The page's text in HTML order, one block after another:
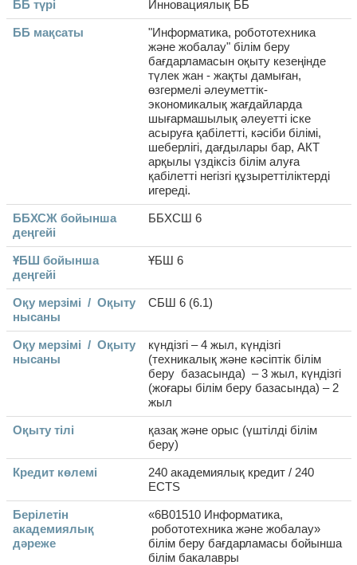
ББ түрі Инновациялық ББ
ББ мақсаты
"Информатика, робототехника
және жобалау" білім беру
бағдарламасын оқыту кезеңінде
түлек жан - жақты дамыған,
өзгермелі әлеуметтік-
экономикалық жағдайларда
шығармашылық әлеуетті іске
асыруға қабілетті, кәсіби білімі,
шеберлігі, дағдылары бар, АКТ
арқылы үздіксіз білім алуға
қабілетті негізгі құзыреттіліктерді
игереді.
ББХСЖ бойынша
деңгейі
ББХСШ 6
ҰБШ бойынша
деңгейі
ҰБШ 6
Оқу мерзімі / Оқыту
нысаны
СБШ 6 (6.1)
Оқу мерзімі / Оқыту
нысаны
күндізгі – 4 жыл, күндізгі
(техникалық және кәсіптік білім
беру базасында) – 3 жыл, күндізгі
(жоғары білім беру базасында) – 2
жыл
Оқыту тілі
қазақ және орыс (үштілді білім
беру)
Кредит көлемі
240 академиялық кредит / 240
ECTS
Берілетін
академиялық
дәреже
«6В01510 Информатика,
робототехника және жобалау»
білім беру бағдарламасы бойынша
білім бакалавры